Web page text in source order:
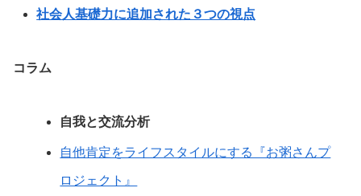
社会人基礎力に追加された３つの視点
コラム
自我と交流分析
自他肯定をライフスタイルにする『お粥さんプ
ロジェクト』